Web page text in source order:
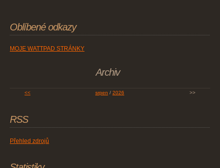
Oblíbené odkazy
MOJE WATTPAD STRÁNKY
Archiv
<< srpen / 2026 >>
RSS
Přehled zdrojů